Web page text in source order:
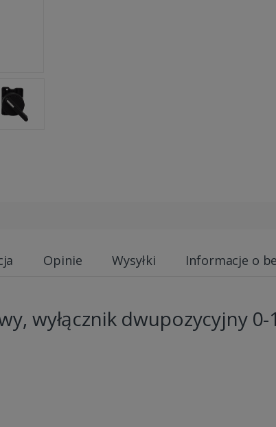
Opinie Wysyłki Informacje o
wyłącznik dwupozycyjny 0-